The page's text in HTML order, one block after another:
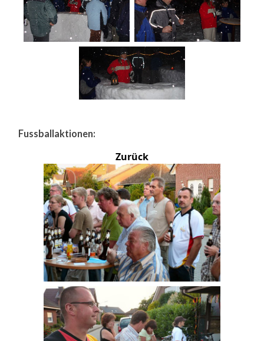
Fussballaktionen:
Zurück